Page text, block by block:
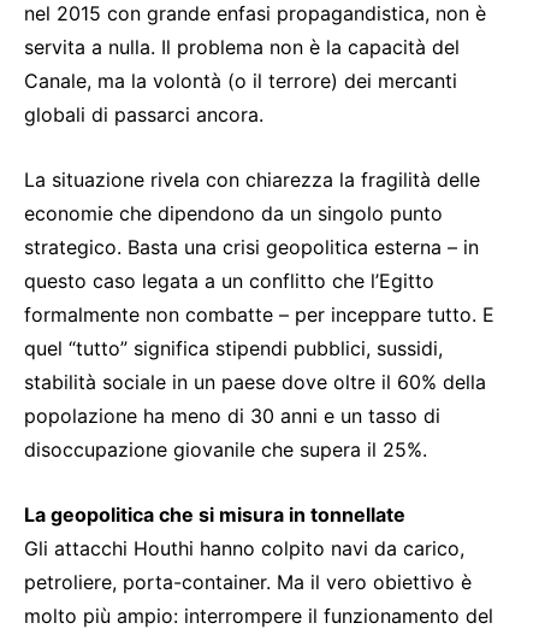
nel 2015 con grande enfasi propagandistica, non è
servita a nulla. Il problema non è la capacità del
Canale, ma la volontà (o il terrore) dei mercanti
globali di passarci ancora.
La situazione rivela con chiarezza la fragilità delle
economie che dipendono da un singolo punto
strategico. Basta una crisi geopolitica esterna – in
questo caso legata a un conflitto che l’Egitto
formalmente non combatte – per inceppare tutto. E
quel “tutto” significa stipendi pubblici, sussidi,
stabilità sociale in un paese dove oltre il 60% della
popolazione ha meno di 30 anni e un tasso di
disoccupazione giovanile che supera il 25%.
La geopolitica che si misura in tonnellate
Gli attacchi Houthi hanno colpito navi da carico,
petroliere, porta-container. Ma il vero obiettivo è
molto più ampio: interrompere il funzionamento del